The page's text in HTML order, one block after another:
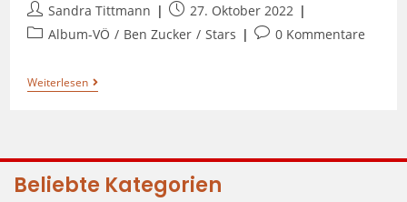
Sandra Tittmann
27. Oktober 2022
Album-VÖ / Ben Zucker / Stars 0 Kommentare
Weiterlesen
Beliebte Kategorien